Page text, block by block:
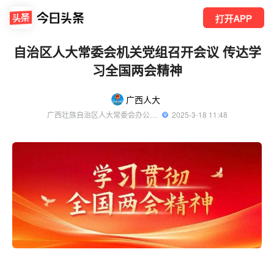
打开APP
自治区人大常委会机关党组召开会议 传达学
习全国两会精神
广西人大
广西壮族自治区人大常委会办公厅新闻信息中心官方账号
  2025-3-18 11:48